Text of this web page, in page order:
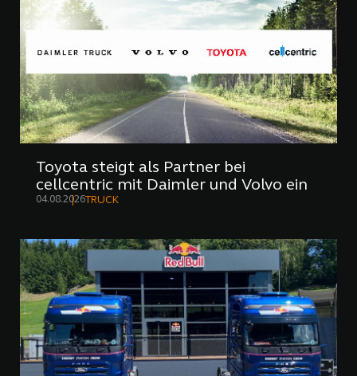
Toyota steigt als Partner bei
cellcentric mit Daimler und Volvo ein
04.08.2026TRUCK